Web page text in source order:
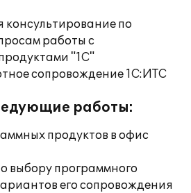
консультирование по
работы с
"1С"
сопровождение 1С:ИТС
работы:
продуктов в офис
выбору программного
его сопровождения